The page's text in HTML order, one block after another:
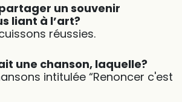
un souvenir
liant à l’art?
réussies.
une chanson, laquelle?
intitulée “Renoncer c'est